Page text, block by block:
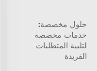
حلول مخصصة:
خدمات مخصصة
لتلبية المتطلبات
الفريدة